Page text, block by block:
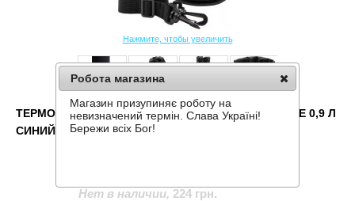
Нажмите, чтобы увеличить
ТЕРМОЧЕХОЛ ДЛЯ ТЕРМОСА TRAMP TRA-290-BLUE 0,9 Л
СИНИЙ
Нет в наличии, 224 грн.
Робота магазина
Магазин призупиняє роботу на
невизначений термін. Слава Україні!
Бережи всіх Бог!